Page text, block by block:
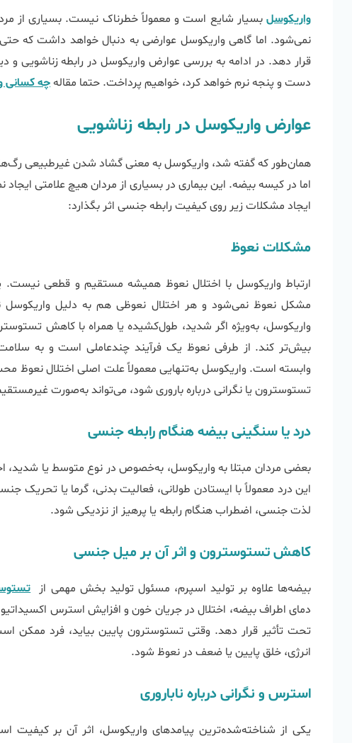
واریکوسلبسیار شایع است و معمولاً خطرناک نیست. بسیاری از
نمی‌شود. اما گاهی واریکوسل عوارضی به دنبال خواهد داشت که
دست و پنجه نرم خواهد کرد، خواهیم پرداخت. حتما مقالهچه کسانی
عوارض واریکوسل در رابطه زناشویی
همان‌طور که گفته شد، واریکوسل به معنی گشاد شدن غیرطبیعی
اما در کیسه بیضه. این بیماری در بسیاری از مردان هیچ علامتی ایجاد
ایجاد مشکلات زیر روی کیفیت رابطه جنسی اثر بگذارد:
مشکلات نعوظ
ارتباط واریکوسل با اختلال نعوظ همیشه مستقیم و قطعی نیست.
مشکل نعوظ نمی‌شود و هر اختلال نعوظی هم به دلیل واریکوسل
واریکوسل، به‌ویژه اگر شدید، طول‌کشیده یا همراه با کاهش
بیش‌تر کند. از طرفی نعوظ یک فرآیند چندعاملی است و به
وابسته است. واریکوسل به‌تنهایی معمولاً علت اصلی اختلال نعوظ
تستوسترون یا نگرانی درباره باروری شود، می‌تواند به‌صورت
درد یا سنگینی بیضه هنگام رابطه جنسی
بعضی مردان مبتلا به واریکوسل، به‌خصوص در نوع متوسط یا
این درد معمولاً با ایستادن طولانی، فعالیت بدنی، گرما یا
لذت جنسی، اضطراب هنگام رابطه یا پرهیز از نزدیکی شود.
کاهش تستوسترون و اثر آن بر میل جنسی
بیضه‌ها علاوه بر تولید اسپرم، مسئول تولید بخش مهمی از
دمای اطراف بیضه، اختلال در جریان خون و افزایش استرس
تحت تأثیر قرار دهد. وقتی تستوسترون پایین بیاید، فرد
انرژی، خلق پایین یا ضعف در نعوظ شود.
استرس و نگرانی درباره ناباروری
یکی از شناخته‌شده‌ترین پیامدهای واریکوسل، اثر آن بر کیفیت